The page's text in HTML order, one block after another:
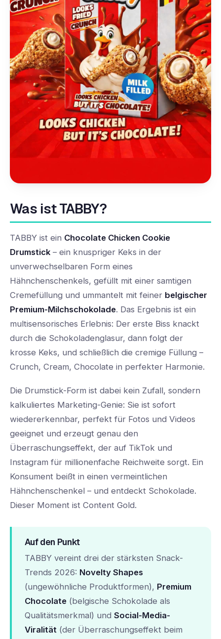
Was ist TABBY?
TABBY ist ein Chocolate Chicken Cookie
Drumstick – ein knuspriger Keks in der
unverwechselbaren Form eines
Hähnchenschenkels, gefüllt mit einer samtigen
Cremefüllung und ummantelt mit feiner belgischer
Premium-Milchschokolade. Das Ergebnis ist ein
multisensorisches Erlebnis: Der erste Biss knackt
durch die Schokoladenglasur, dann folgt der
krosse Keks, und schließlich die cremige Füllung –
Crunch, Cream, Chocolate in perfekter Harmonie.
Die Drumstick-Form ist dabei kein Zufall, sondern
kalkuliertes Marketing-Genie: Sie ist sofort
wiedererkennbar, perfekt für Fotos und Videos
geeignet und erzeugt genau den
Überraschungseffekt, der auf TikTok und
Instagram für millionenfache Reichweite sorgt. Ein
Konsument beißt in einen vermeintlichen
Hähnchenschenkel – und entdeckt Schokolade.
Dieser Moment ist Content Gold.
Auf den Punkt
TABBY vereint drei der stärksten Snack-
Trends 2026: Novelty Shapes
(ungewöhnliche Produktformen), Premium
Chocolate(belgische Schokolade als
Qualitätsmerkmal) und Social-Media-
Viralität (der Überraschungseffekt beim